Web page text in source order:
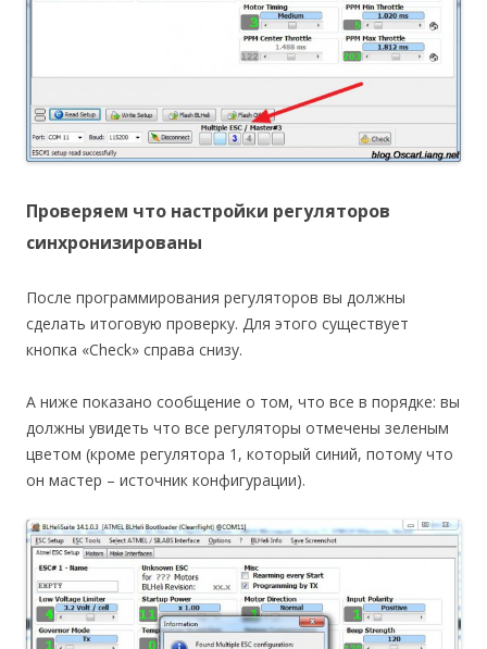
Проверяем что настройки регуляторов
синхронизированы
После программирования регуляторов вы должны
сделать итоговую проверку. Для этого существует
кнопка «Check» справа снизу.
А ниже показано сообщение о том, что все в порядке: вы
должны увидеть что все регуляторы отмечены зеленым
цветом (кроме регулятора 1, который синий, потому что
он мастер – источник конфигурации).